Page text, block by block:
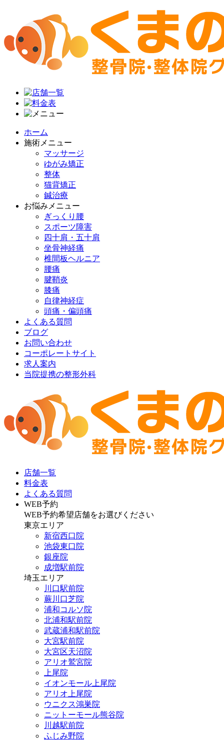
ホーム
施術メニュー
マッサージ
ゆがみ矯正
整体
猫背矯正
鍼治療
お悩みメニュー
ぎっくり腰
スポーツ障害
四十肩・五十肩
坐骨神経痛
椎間板ヘルニア
腰痛
腱鞘炎
膝痛
自律神経症
頭痛・偏頭痛
よくある質問
ブログ
お問い合わせ
コーポレートサイト
求人案内
当院提携の整形外科
店舗一覧
料金表
よくある質問
WEB予約
WEB予約希望店舗をお選びください
東京エリア
新宿西口院
池袋東口院
銀座院
成増駅前院
埼玉エリア
川口駅前院
蕨川口芝院
浦和コルソ院
北浦和駅前院
武蔵浦和駅前院
大宮駅前院
大宮区天沼院
アリオ鷲宮院
上尾院
イオンモール上尾院
アリオ上尾院
ウニクス鴻巣院
ニットーモール熊谷院
川越駅前院
ふじみ野院